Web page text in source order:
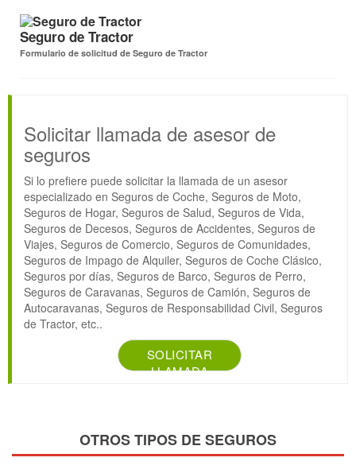
Seguro de Tractor
Formulario de solicitud de Seguro de Tractor
Solicitar llamada de asesor de
seguros
Si lo prefiere puede solicitar la llamada de un asesor
especializado en Seguros de Coche, Seguros de Moto,
Seguros de Hogar, Seguros de Salud, Seguros de Vida,
Seguros de Decesos, Seguros de Accidentes, Seguros de
Viajes, Seguros de Comercio, Seguros de Comunidades,
Seguros de Impago de Alquiler, Seguros de Coche Clásico,
Seguros por días, Seguros de Barco, Seguros de Perro,
Seguros de Caravanas, Seguros de Camión, Seguros de
Autocaravanas, Seguros de Responsabilidad Civil, Seguros
de Tractor, etc..
SOLICITAR
LLAMADA
OTROS TIPOS DE SEGUROS